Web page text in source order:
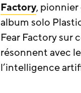
Factory, pionnier
album solo
Fear Factory sur
résonnent avec
l’intelligence